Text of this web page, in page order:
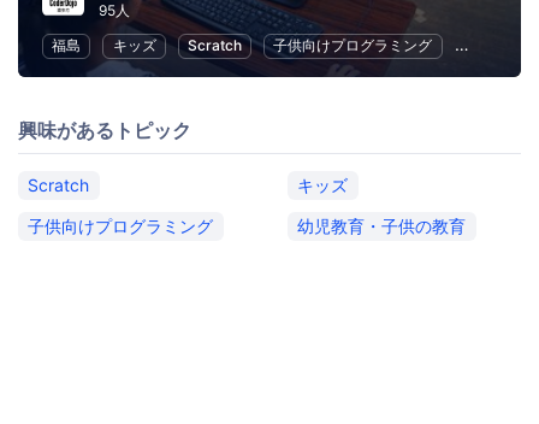
95人
福島
キッズ Scratch 子供向けプログラミング 幼児教育
興味があるトピック
Scratch
キッズ
子供向けプログラミング
幼児教育・子供の教育